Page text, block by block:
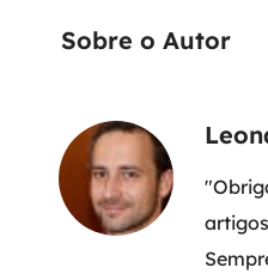
Sobre o Autor